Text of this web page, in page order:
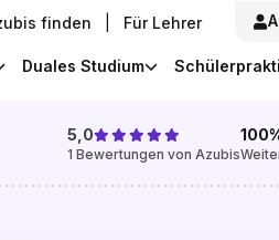
finden Für Lehrer
Duales Studium
5,0
1 Bewertungen von Azubis
100